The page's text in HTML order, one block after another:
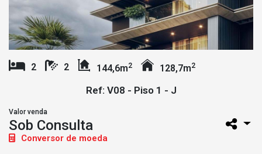
2 2 144,6m2 128,7m2
Ref: V08 - Piso 1 - J
Valor venda
Sob Consulta
Conversor de moeda